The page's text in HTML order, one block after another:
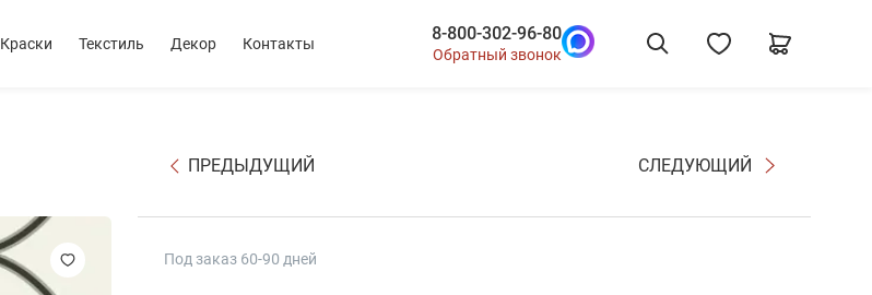
Краски Текстиль Декор Контакты 8-800-302-96-80
Обратный звонок
ПРЕДЫДУЩИЙ СЛЕДУЮЩИЙ
Под заказ 60-90 дней